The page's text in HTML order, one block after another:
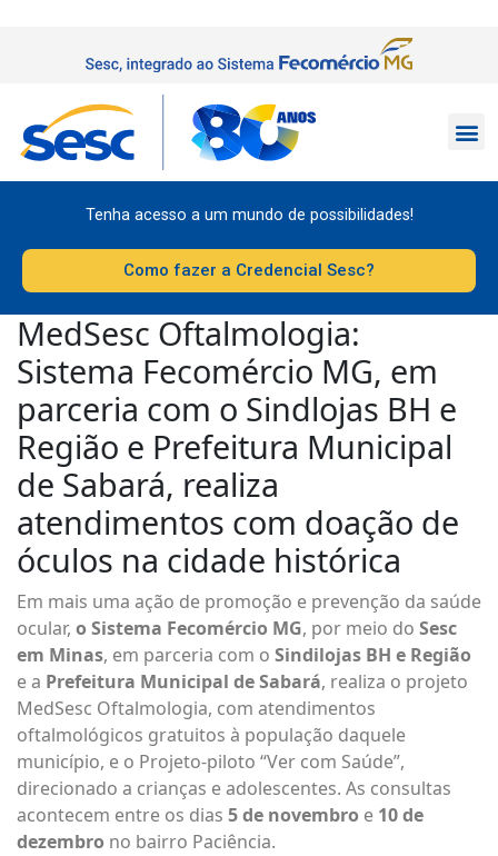
Tenha acesso a um mundo de possibilidades!
Como fazer a Credencial Sesc?
MedSesc Oftalmologia:
Sistema Fecomércio MG, em
parceria com o Sindlojas BH e
Região e Prefeitura Municipal
de Sabará, realiza
atendimentos com doação de
óculos na cidade histórica
Em mais uma ação de promoção e prevenção da saúde
ocular, o Sistema Fecomércio MG, por meio do Sesc
em Minas, em parceria com o Sindilojas BH e Região
e a Prefeitura Municipal de Sabará, realiza o projeto
MedSesc Oftalmologia, com atendimentos
oftalmológicos gratuitos à população daquele
município, e o Projeto-piloto “Ver com Saúde”,
direcionado a crianças e adolescentes. As consultas
acontecem entre os dias 5 de novembro e 10 de
dezembro no bairro Paciência.